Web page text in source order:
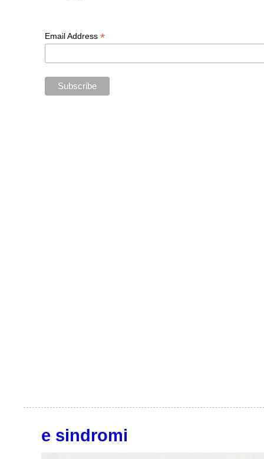
Email Address *
e sindromi